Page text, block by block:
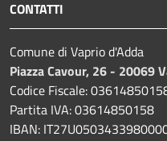
CONTATTI
Comune di Vaprio d'Adda
Piazza Cavour, 26 - 20069
Codice Fiscale:
Partita IVA: 03614850158
IBAN: